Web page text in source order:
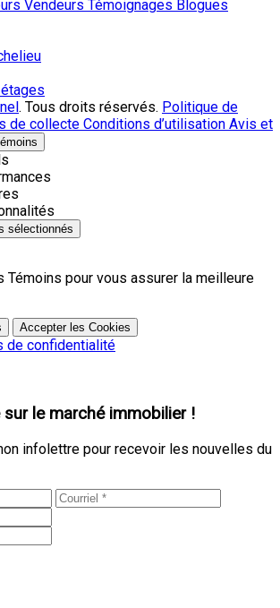
Vendeurs Témoignages Blogues
. Tous droits réservés. Politique de
de collecte Conditions d’utilisation Avis et
sélectionnés
Témoins pour vous assurer la meilleure
Accepter les Cookies
de confidentialité
le marché immobilier !
infolettre pour recevoir les nouvelles du